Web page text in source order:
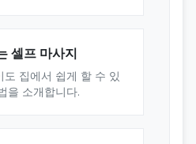
셀프 마사지
도 집에서 쉽게 할 수 있
을 소개합니다.